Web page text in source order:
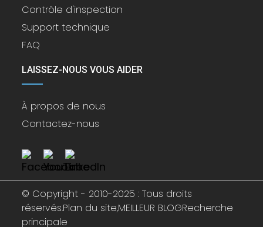
Contrôle d'inspection
Support technique
FAQ
LAISSEZ-NOUS VOUS AIDER
À propos de nous
Contactez-nous
© Copyright - 2010-2025 : Tous droits
réservés.Plan du site,MEILLEUR BLOGRecherche
principale